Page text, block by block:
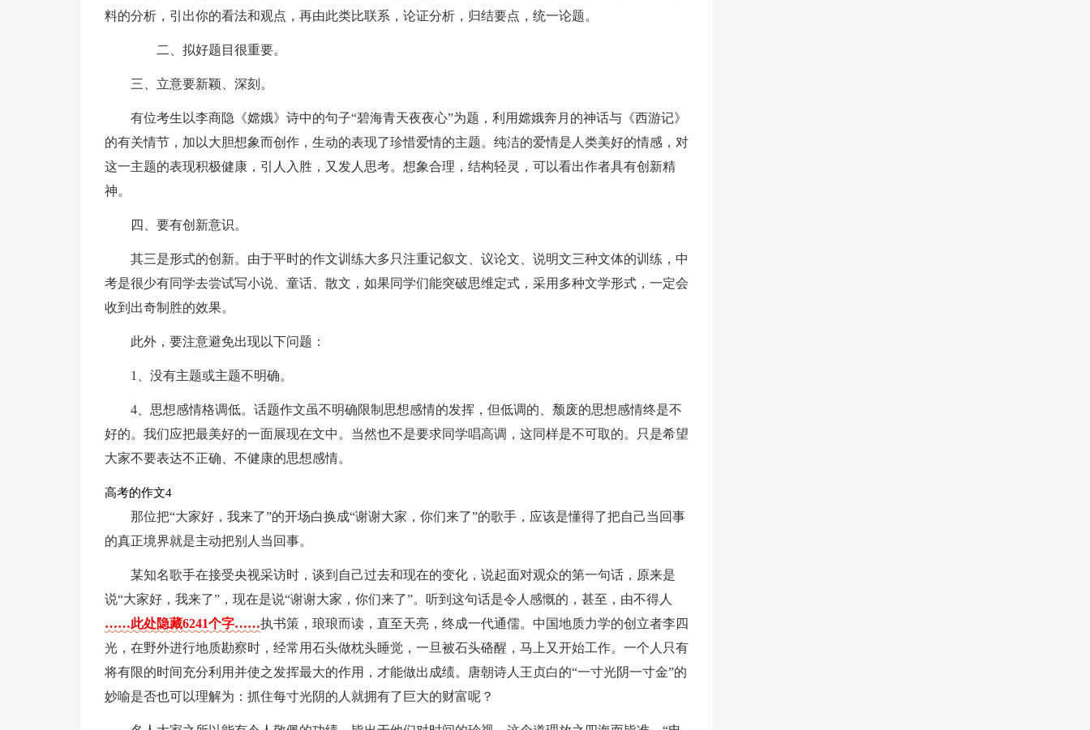
料的分析，引出你的看法和观点，再由此类比联系，论证分析，归结要点，统一论题。
二、拟好题目很重要。
三、立意要新颖、深刻。
有位考生以李商隐《嫦娥》诗中的句子“碧海青天夜夜心”为题，利用嫦娥奔月的神话与《西游记》
的有关情节，加以大胆想象而创作，生动的表现了珍惜爱情的主题。纯洁的爱情是人类美好的情感，对
这一主题的表现积极健康，引人入胜，又发人思考。想象合理，结构轻灵，可以看出作者具有创新精
神。
四、要有创新意识。
其三是形式的创新。由于平时的作文训练大多只注重记叙文、议论文、说明文三种文体的训练，中
考是很少有同学去尝试写小说、童话、散文，如果同学们能突破思维定式，采用多种文学形式，一定会
收到出奇制胜的效果。
此外，要注意避免出现以下问题：
1、没有主题或主题不明确。
4、思想感情格调低。话题作文虽不明确限制思想感情的发挥，但低调的、颓废的思想感情终是不
好的。我们应把最美好的一面展现在文中。当然也不是要求同学唱高调，这同样是不可取的。只是希望
大家不要表达不正确、不健康的思想感情。
高考的作文4
那位把“大家好，我来了”的开场白换成“谢谢大家，你们来了”的歌手，应该是懂得了把自己当回事
的真正境界就是主动把别人当回事。
某知名歌手在接受央视采访时，谈到自己过去和现在的变化，说起面对观众的第一句话，原来是
说“大家好，我来了”，现在是说“谢谢大家，你们来了”。听到这句话是令人感慨的，甚至，由不得人
……此处隐藏6241个字……执书策，琅琅而读，直至天亮，终成一代通儒。中国地质力学的创立者李四
光，在野外进行地质勘察时，经常用石头做枕头睡觉，一旦被石头硌醒，马上又开始工作。一个人只有
将有限的时间充分利用并使之发挥最大的作用，才能做出成绩。唐朝诗人王贞白的“一寸光阴一寸金”的
妙喻是否也可以理解为：抓住每寸光阴的人就拥有了巨大的财富呢？